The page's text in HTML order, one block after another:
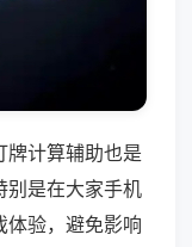
牌计算辅助也是
别是在大家手机
体验，避免影响